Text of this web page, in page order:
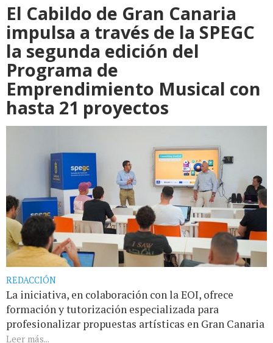
El Cabildo de Gran Canaria
impulsa a través de la SPEGC
la segunda edición del
Programa de
Emprendimiento Musical con
hasta 21 proyectos
REDACCIÓN
La iniciativa, en colaboración con la EOI, ofrece
formación y tutorización especializada para
profesionalizar propuestas artísticas en Gran Canaria
Leer más...